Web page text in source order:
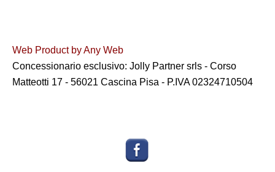
Web Product byAny Web
Concessionario esclusivo: Jolly Partner srls - Corso
Matteotti 17 - 56021 Cascina Pisa - P.IVA 02324710504